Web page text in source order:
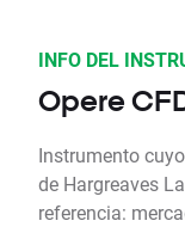
INFO DEL
Opere
Instrumento
de Hargreaves
referencia: